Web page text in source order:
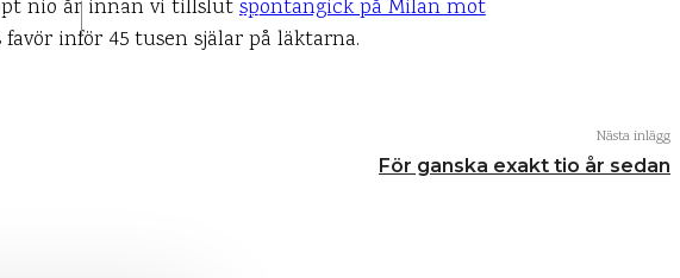
2015 2 KOMMENTARER
nio år innan vi tillslutspontangick på Milan mot
inför 45 tusen själar på läktarna.
Nästa inlägg
För ganska exakt tio år sedan